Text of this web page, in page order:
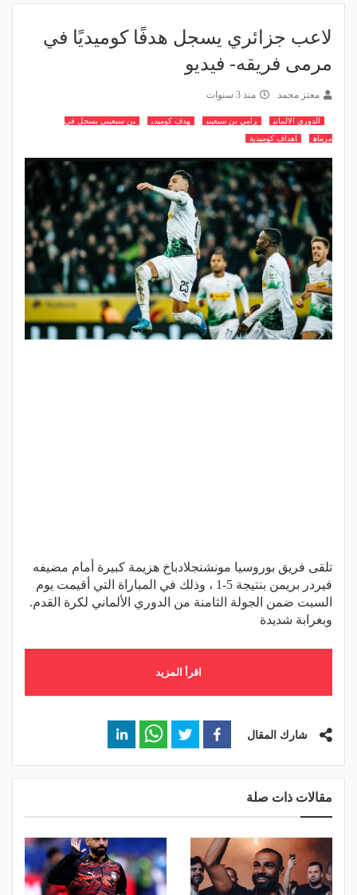
لاعب جزائري يسجل هدفًا كوميديًا في
مرمى فريقه- فيديو
معتز محمد منذ 3 سنوات
الدوري الالماني رامي بن سبعيني هدف كوميدي
بن سبعيني يسجل في
مرماه
اهداف كوميدية
تلقى فريق بوروسيا مونشنجلادباخ هزيمة كبيرة أمام مضيفه
فيردر بريمن بنتيجة 5-1 ، وذلك في المباراة التي أقيمت يوم
السبت ضمن الجولة الثامنة من الدوري الألماني لكرة القدم.
وبغرابة شديدة
اقرأ المزيد
شارك المقال
مقالات ذات صلة